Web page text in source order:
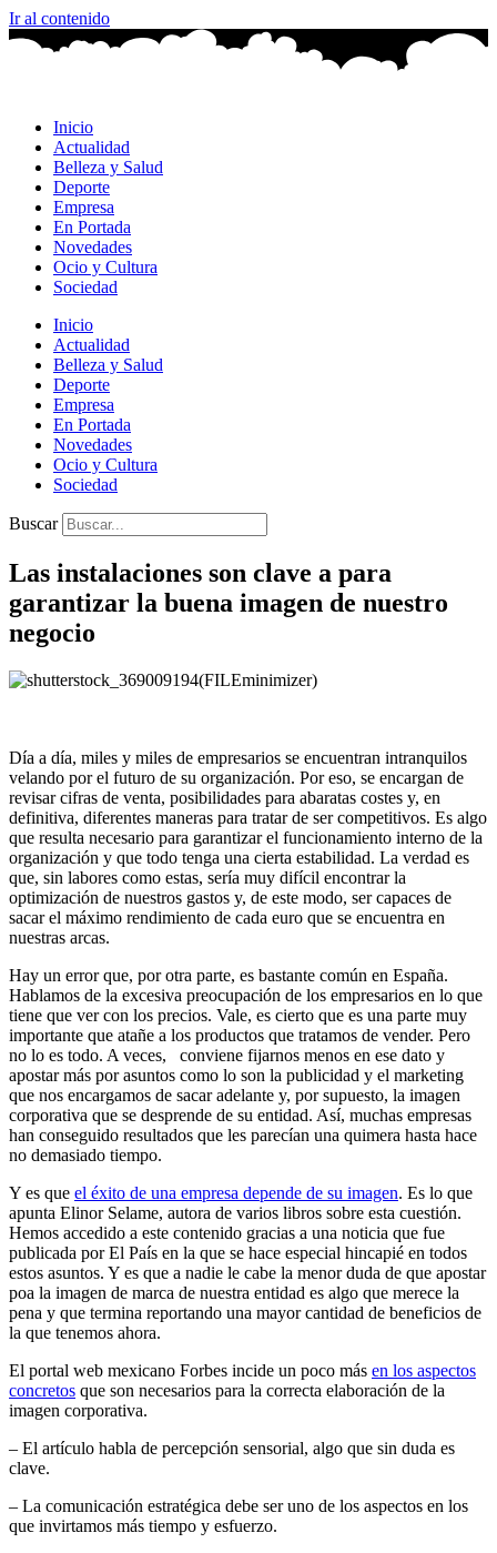
Ir al contenido
Inicio
Actualidad
Belleza y Salud
Deporte
Empresa
En Portada
Novedades
Ocio y Cultura
Sociedad
Inicio
Actualidad
Belleza y Salud
Deporte
Empresa
En Portada
Novedades
Ocio y Cultura
Sociedad
Buscar
Las instalaciones son clave a para
garantizar la buena imagen de nuestro
negocio
Día a día, miles y miles de empresarios se encuentran intranquilos
velando por el futuro de su organización. Por eso, se encargan de
revisar cifras de venta, posibilidades para abaratas costes y, en
definitiva, diferentes maneras para tratar de ser competitivos. Es algo
que resulta necesario para garantizar el funcionamiento interno de la
organización y que todo tenga una cierta estabilidad. La verdad es
que, sin labores como estas, sería muy difícil encontrar la
optimización de nuestros gastos y, de este modo, ser capaces de
sacar el máximo rendimiento de cada euro que se encuentra en
nuestras arcas.
Hay un error que, por otra parte, es bastante común en España.
Hablamos de la excesiva preocupación de los empresarios en lo que
tiene que ver con los precios. Vale, es cierto que es una parte muy
importante que atañe a los productos que tratamos de vender. Pero
no lo es todo. A veces, conviene fijarnos menos en ese dato y
apostar más por asuntos como lo son la publicidad y el marketing
que nos encargamos de sacar adelante y, por supuesto, la imagen
corporativa que se desprende de su entidad. Así, muchas empresas
han conseguido resultados que les parecían una quimera hasta hace
no demasiado tiempo.
Y es que el éxito de una empresa depende de su imagen. Es lo que
apunta Elinor Selame, autora de varios libros sobre esta cuestión.
Hemos accedido a este contenido gracias a una noticia que fue
publicada por El País en la que se hace especial hincapié en todos
estos asuntos. Y es que a nadie le cabe la menor duda de que apostar
poa la imagen de marca de nuestra entidad es algo que merece la
pena y que termina reportando una mayor cantidad de beneficios de
la que tenemos ahora.
El portal web mexicano Forbes incide un poco más en los aspectos
concretos que son necesarios para la correcta elaboración de la
imagen corporativa.
– El artículo habla de percepción sensorial, algo que sin duda es
clave.
– La comunicación estratégica debe ser uno de los aspectos en los
que invirtamos más tiempo y esfuerzo.